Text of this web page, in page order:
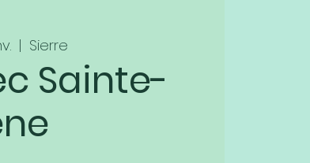
  |
Sierre
Sainte-